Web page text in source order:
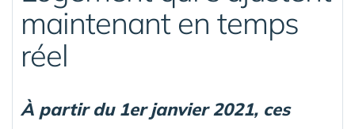
maintenant en temps
réel
À partir du 1er janvier 2021, ces